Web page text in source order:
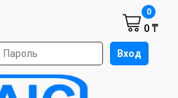
на сайте Вход
0 ₸
0